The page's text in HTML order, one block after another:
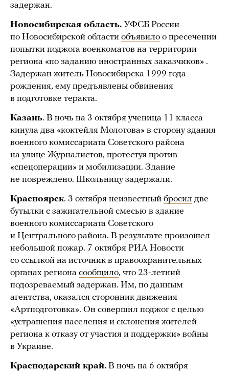
задержан.
Новосибирская область. УФСБ России
по Новосибирской области объявило о пресечении
попытки поджога военкоматов на территории
региона «по заданию иностранных заказчиков» .
Задержан житель Новосибирска 1999 года
рождения, ему предъявлены обвинения
в подготовке теракта.
Казань. В ночь на 3 октября ученица 11 класса
кинула два «коктейля Молотова» в сторону здания
военного комиссариата Советского района
на улице Журналистов, протестуя против
«спецоперации» и мобилизации. Здание
не повреждено. Школьницу задержали.
Красноярск. 3 октября неизвестный бросил две
бутылки с зажигательной смесью в здание
военного комиссариата Советского
и Центрального района. В результате произошел
небольшой пожар. 7 октября РИА Новости
со ссылкой на источник в правоохранительных
органах региона сообщило, что 23-летний
подозреваемый задержан. Им, по данным
агентства, оказался сторонник движения
«Артподготовка». Он совершил поджог с целью
«устрашения населения и склонения жителей
региона к отказу от участия и поддержки» войны
в Украине.
Краснодарский край. В ночь на 6 октября